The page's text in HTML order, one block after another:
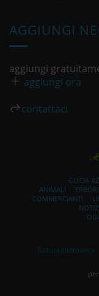
AGGIUNGI
aggiungi
aggiungi ora
contattaci
GUIDA
ANIMALI
COMMERCIANTI
fattura elettronica